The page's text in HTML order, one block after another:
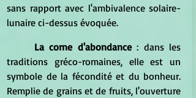
sans rapport avec l'ambivalence solaire-
lunaire ci-dessus évoquée.
La corne d'abondance : dans les
traditions gréco-romaines, elle est un
symbole de la fécondité et du bonheur.
Remplie de grains et de fruits, l'ouverture